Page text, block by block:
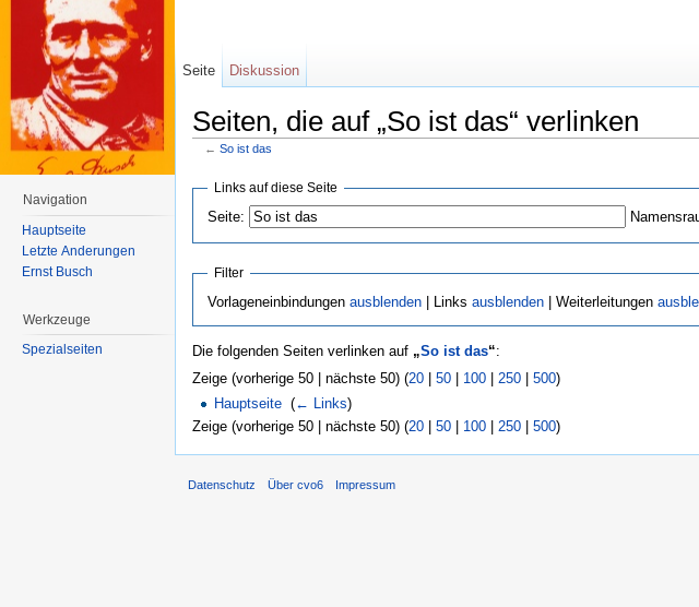
Seiten, die auf „So ist das“ verlinken
← So ist das
Links auf diese Seite
Seite:
Filter
Vorlageneinbindungen ausblenden| Links ausblenden| Weiterleitungen
Die folgenden Seiten verlinken auf „So ist das“:
Zeige (vorherige 50 | nächste 50) (20 50 100 250 500)
Hauptseite ‎(← Links)
Zeige (vorherige 50 | nächste 50) (20 | 50 | 100 | 250 | 500)
Seite Diskussion
Navigation
Hauptseite
Letzte Änderungen
Ernst Busch
Werkzeuge
Spezialseiten
Datenschutz Über cvo6 Impressum